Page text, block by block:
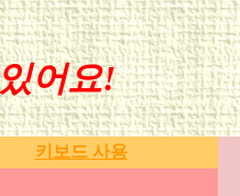
어요!
키보드 사용